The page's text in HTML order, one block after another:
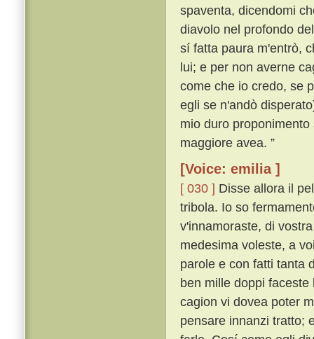
spaventa, dicendomi
diavolo nel profondo
sí fatta paura m'entrò,
lui; e per non averne
come che io credo, se
egli se n'andò
mio duro
maggiore avea. ”
[Voice: emilia ]
[ 030 ] Disse allora il
tribola. Io so
v'innamoraste, di
medesima voleste, a
parole e con fatti tanta
ben mille doppi
cagion vi dovea poter
pensare innanzi tratto;